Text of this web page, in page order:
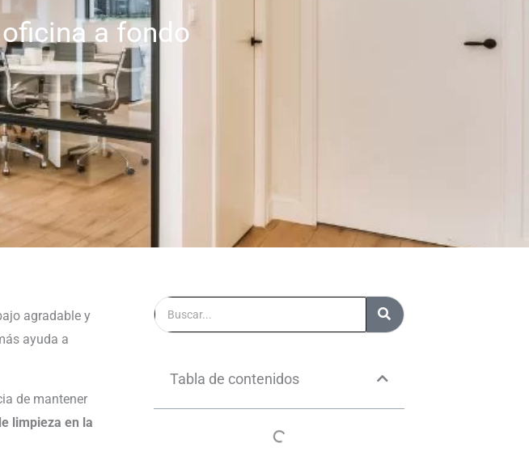
a fondo
agradable y
ayuda a
de mantener
limpieza en la
Buscar
Tabla de contenidos